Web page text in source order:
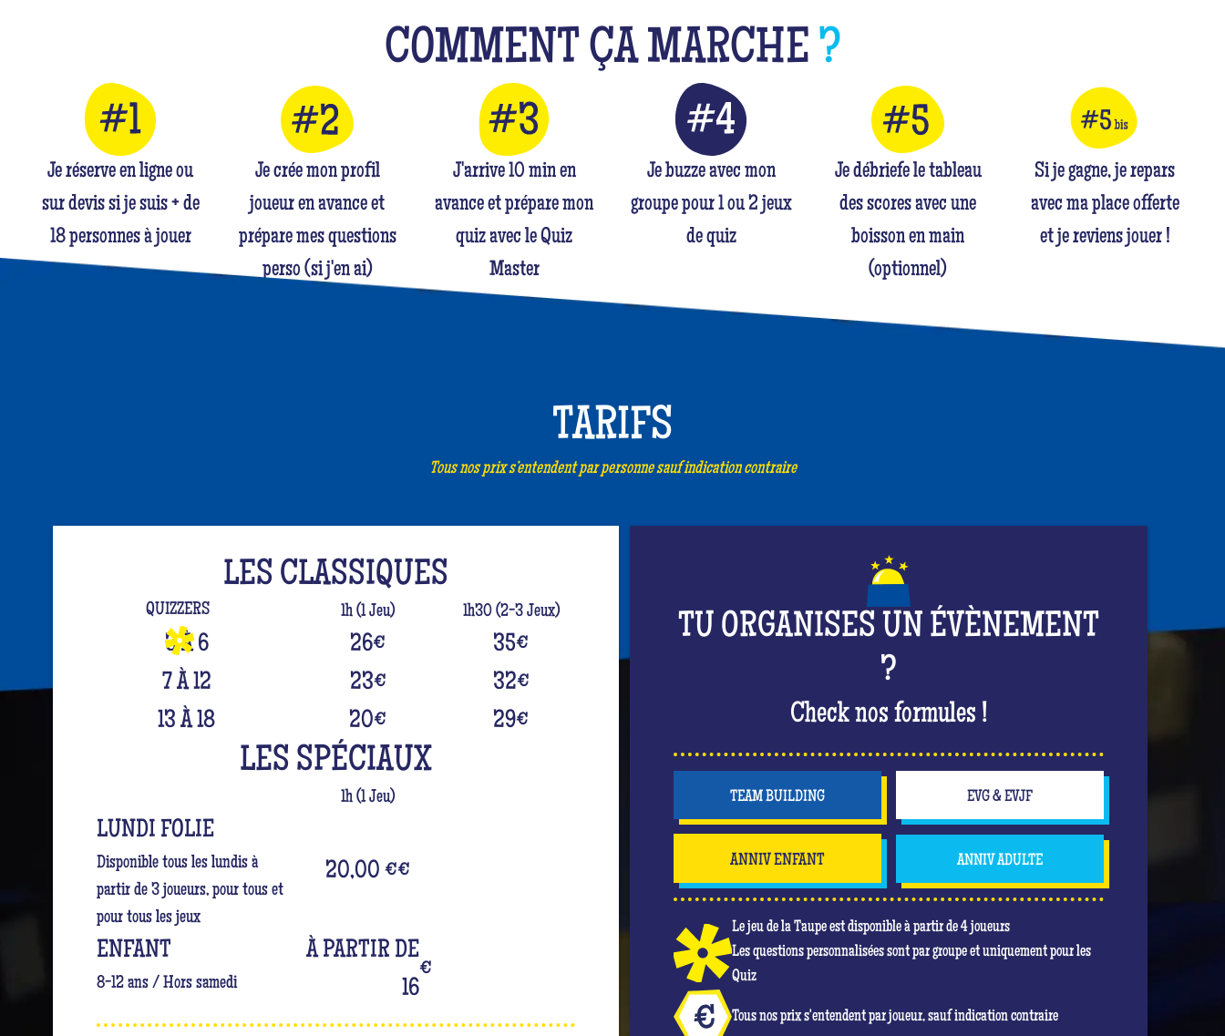
COMMENT ÇA MARCHE ?
Je réserve en ligne ou
sur devis si je suis + de
18 personnes à jouer
Je crée mon profil
joueur en avance et
prépare mes questions
perso (si j'en ai)
J'arrive 10 min en
avance et prépare mon
quiz avec le Quiz
Master
Je buzze avec mon
groupe pour 1 ou 2 jeux
de quiz
Je débriefe le tableau
des scores avec une
boisson en main
(optionnel)
Si je gagne, je repars
avec ma place offerte
et je reviens jouer !
TARIFS
Tous nos prix s’entendent par personne sauf indication contraire
LES CLASSIQUES
QUIZZERS 1h (1 Jeu) 1h30 (2-3 Jeux)
3 À 6 26€ 35€
7 À 12
23€ 32€
13 À 18
20€ 29€
LES SPÉCIAUX
1h (1 Jeu)
LUNDI FOLIE
Disponible tous les lundis à
partir de 3 joueurs, pour tous et
pour tous les jeux
20,00 €€
ENFANT
8-12 ans / Hors samedi
À PARTIR DE
16
€
TU ORGANISES UN ÉVÈNEMENT
?
Check nos formules !
TEAM BUILDING EVG & EVJF
ANNIV ENFANT ANNIV ADULTE
Le jeu de la Taupe est disponible à partir de 4 joueurs
Les questions personnalisées sont par groupe et uniquement pour les
Quiz
Tous nos prix s'entendent par joueur, sauf indication contraire